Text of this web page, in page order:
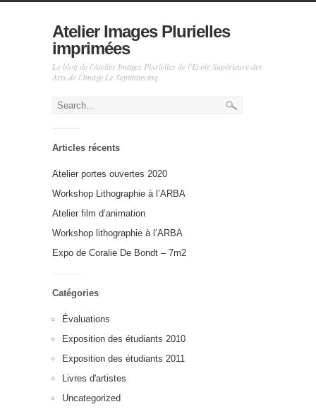
Atelier Images Plurielles
imprimées
Le blog de l'Atelier Images Plurielles de l'Ecole Supérieure des
Arts de l'Image Le Septantecinq
Articles récents
Atelier portes ouvertes 2020
Workshop Lithographie à l’ARBA
Atelier film d’animation
Workshop lithographie à l’ARBA
Expo de Coralie De Bondt – 7m2
Catégories
Évaluations
Exposition des étudiants 2010
Exposition des étudiants 2011
Livres d'artistes
Uncategorized